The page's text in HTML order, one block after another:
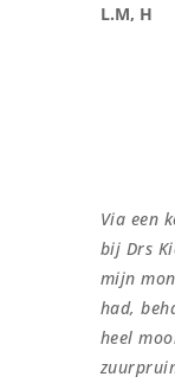
L.M, H
Via een
bij Drs
mijn
had,
heel